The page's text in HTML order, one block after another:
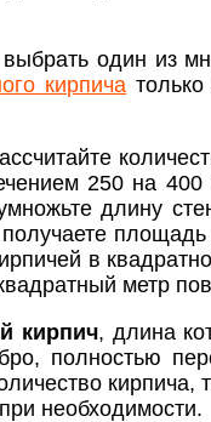
один из
кирпича
250 на
длину
в
метр
кирпич, длина
полностью
необходимости.